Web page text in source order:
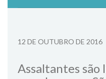
12 DE OUTUBRO DE 2016
Assaltantes são